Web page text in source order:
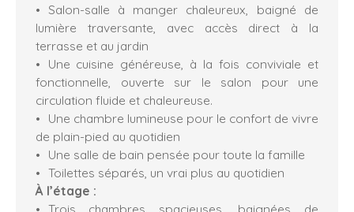
Salon-salle à manger chaleureux, baigné de
lumière traversante, avec accès direct à la
terrasse et au jardin
Une cuisine généreuse, à la fois conviviale et
fonctionnelle, ouverte sur le salon pour une
circulation fluide et chaleureuse.
Une chambre lumineuse pour le confort de vivre
de plain-pied au quotidien
Une salle de bain pensée pour toute la famille
Toilettes séparés, un vrai plus au quotidien
À l’étage :
Trois chambres spacieuses, baignées de